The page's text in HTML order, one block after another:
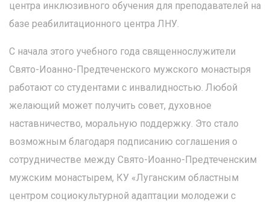
центра инклюзивного обучения для преподавателей на
базе реабилитационного центра ЛНУ.
С начала этого учебного года священнослужители
Свято-Иоанно-Предтеченского мужского монастыря
работают со студентами с инвалидностью. Любой
желающий может получить совет, духовное
наставничество, моральную поддержку. Это стало
возможным благодаря подписанию соглашения о
сотрудничестве между Свято-Иоанно-Предтеченским
мужским монастырем, КУ «Луганским областным
центром социокультурной адаптации молодежи с